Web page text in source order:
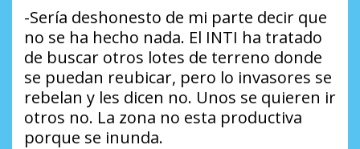
-Sería deshonesto de mi parte decir que
no se ha hecho nada. El INTI ha tratado
de buscar otros lotes de terreno donde
se puedan reubicar, pero lo invasores se
rebelan y les dicen no. Unos se quieren ir
otros no. La zona no esta productiva
porque se inunda.